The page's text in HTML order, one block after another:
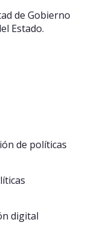
de Gobierno
Estado.
de políticas
digital